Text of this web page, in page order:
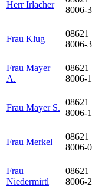
Herr Irlacher
8006-
Frau Klug
08621
8006-
Frau Mayer
A.
08621
8006-
Frau Mayer S.
08621
8006-
Frau Merkel
08621
8006-0
Frau
Niedermirtl
08621
8006-